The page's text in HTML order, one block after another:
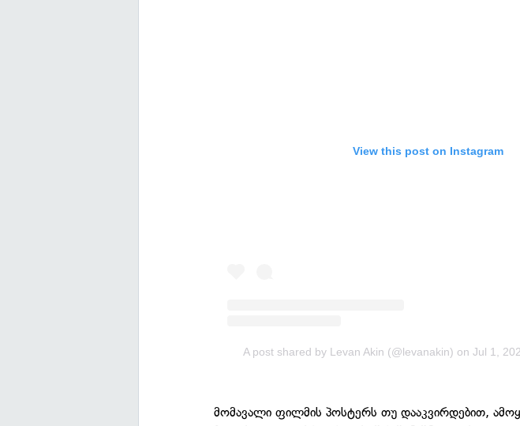
View this post on Instagram
A post shared by Levan Akin (@levanakin) onJul 1,
მომავალი ფილმის პოსტერს თუ დააკვირდებით,